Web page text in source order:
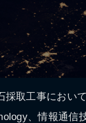
取工事におい
、情報通信